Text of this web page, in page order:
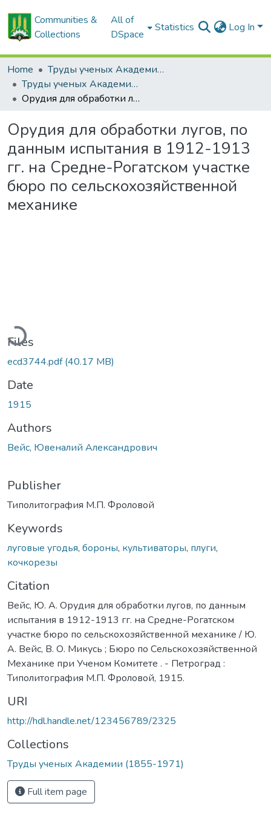
Communities &
Collections
All of
DSpace
Statistics Log In
Home
Труды ученых Академии (1855-1971)
Труды ученых Академии (1855-1971)
Орудия для обработки лугов, по данным испытания в 1912-1913 гг. на Средне-Рогатском участке бюро по сельскохозяйственной механике
Орудия для обработки лугов, по
данным испытания в 1912-1913
гг. на Средне-Рогатском участке
бюро по сельскохозяйственной
механике
Loading...
Files
ecd3744.pdf(40.17 MB)
Date
1915
Authors
Вейс, Ювеналий Александрович
Publisher
Типолитография М.П. Фроловой
Keywords
луговые угодья, бороны, культиваторы, плуги,
кочкорезы
Citation
Вейс, Ю. А. Орудия для обработки лугов, по данным
испытания в 1912-1913 гг. на Средне-Рогатском
участке бюро по сельскохозяйственной механике / Ю.
А. Вейс, В. О. Микусь ; Бюро по Сельскохозяйственной
Механике при Ученом Комитете . - Петроград :
Типолитография М.П. Фроловой, 1915.
URI
http://hdl.handle.net/123456789/2325
Collections
Труды ученых Академии (1855-1971)
Full item page